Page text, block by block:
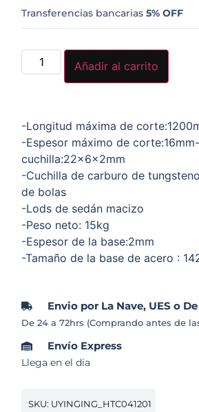
Transferencias bancarias5% OFF
Añadir al carrito
-Longitud máxima de
-Espesor máximo de
cuchilla:22x6x2mm
-Cuchilla de carburo de
de bolas
-Lods de sedán macizo
-Peso neto: 15kg
-Espesor de la base:2mm
-Tamaño de la base de acero :
Envio por La Nave, UES o
De 24 a 72hrs (Comprando antes de
Envío Express
Llega en el dia
SKU: UYINGING_HTC041201